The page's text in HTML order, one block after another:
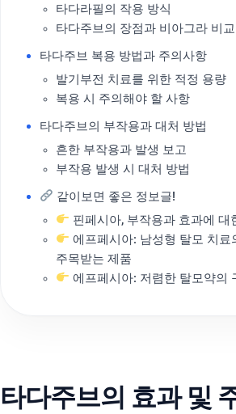
타다라필의 작용 방식
타다주브의 장점과 비아그라 비교
타다주브 복용 방법과 주의사항
발기부전 치료를 위한 적정 용량
복용 시 주의해야 할 사항
타다주브의 부작용과 대처 방법
흔한 부작용과 발생 보고
부작용 발생 시 대처 방법
같이보면 좋은 정보글!
핀페시아, 부작용과 효과에 대
에프페시아: 남성형 탈모 치료
주목받는 제품
에프페시아: 저렴한 탈모약의
타다주브의 효과 및